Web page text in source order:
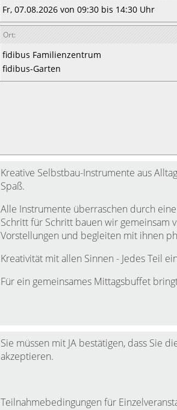
Fr, 07.08.2026 von 09:30 bis 14:30 Uhr
Ort:
fidibus Familienzentrum
fidibus-Garten
Kreative Selbstbau-Instrumente aus
Spaß.
Alle Instrumente überraschen durch
Schritt für Schritt bauen wir gemeinsam
Vorstellungen und begleiten mit ihnen
Kreativität mit allen Sinnen - Jedes Teil
Für ein gemeinsames Mittagsbuffet
Sie müssen mit JA bestätigen, dass Sie
akzeptieren.
Teilnahmebedingungen für